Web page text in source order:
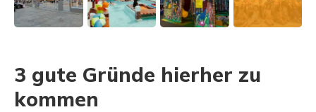
3 gute Gründe hierher zu
kommen